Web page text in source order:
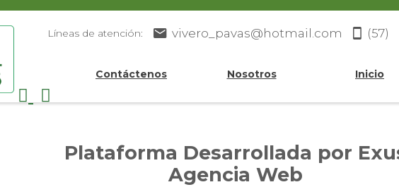
Líneas de atención: vivero_pavas@hotmail.com (57)
Contáctenos Nosotros Inicio
Plataforma Desarrollada por
Agencia Web